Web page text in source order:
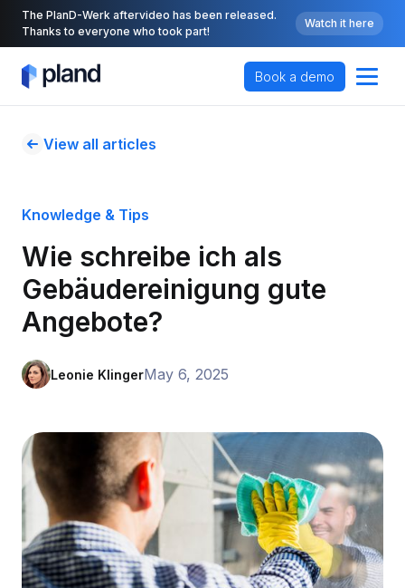
The PlanD-Werk aftervideo has been released.
Thanks to everyone who took part!
Watch it here
Book a demo
View all articles
Knowledge & Tips
Wie schreibe ich als
Gebäudereinigung gute
Angebote?
Leonie KlingerMay 6, 2025